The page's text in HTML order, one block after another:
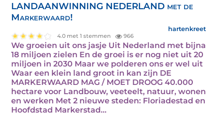
LANDAANWINNING NEDERLAND met de
Markerwaard!
hartenkreet
4.0 met 1 stemmen 966
We groeien uit ons jasje Uit Nederland met bijna
18 miljoen zielen En de groei is er nog niet uit 20
miljoen in 2030 Maar we polderen ons er wel uit
Waar een klein land groot in kan zijn DE
MARKERWAARD MAG / MOET DROOG 40.000
hectare voor Landbouw, veeteelt, natuur, wonen
en werken Met 2 nieuwe steden: Floriadestad en
Hoofdstad Markerstad…